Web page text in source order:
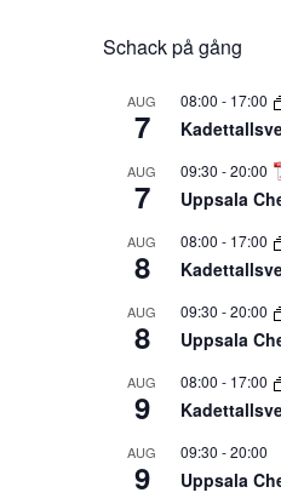
Schack på gång
AUG
7
08:00 - 17:00
AUG
7
09:30 -20:00
Uppsala
AUG
8
08:00 - 17:00
AUG
8
09:30 -20:00
Uppsala
AUG
9
08:00 - 17:00
AUG
9
09:30 -20:00
Uppsala